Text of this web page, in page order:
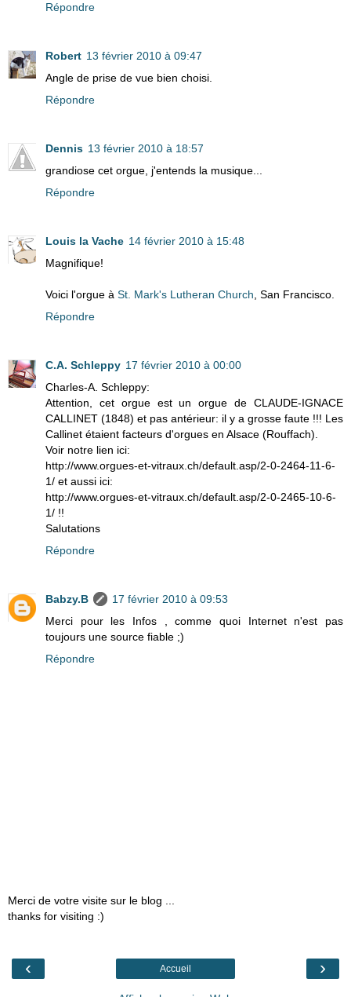
Répondre
Robert 13 février 2010 à 09:47
Angle de prise de vue bien choisi.
Répondre
Dennis 13 février 2010 à 18:57
grandiose cet orgue, j'entends la musique...
Répondre
Louis la Vache 14 février 2010 à 15:48
Magnifique!
Voici l'orgue à St. Mark's Lutheran Church , San Francisco.
Répondre
C.A. Schleppy 17 février 2010 à 00:00
Charles-A. Schleppy:
Attention, cet orgue est un orgue de CLAUDE-IGNACE
CALLINET (1848) et pas antérieur: il y a grosse faute !!! Les
Callinet étaient facteurs d'orgues en Alsace (Rouffach).
Voir notre lien ici:
http://www.orgues-et-vitraux.ch/default.asp/2-0-2464-11-6-
1/ et aussi ici:
http://www.orgues-et-vitraux.ch/default.asp/2-0-2465-10-6-
1/ !!
Salutations
Répondre
Babzy.B
17 février 2010 à 09:53
Merci pour les Infos , comme quoi Internet n'est pas
toujours une source fiable ;)
Répondre
Merci de votre visite sur le blog ...
thanks for visiting :)
‹ ›
Accueil